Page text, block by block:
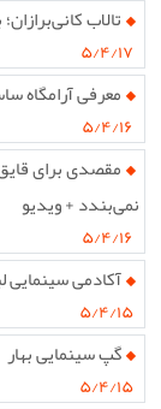
تالاب
۵/۴/۱۷
معرفی آرامگاه
۵/۴/۱۶
مقصدی برای
نمی‌بندد + ویدیو
۵/۴/۱۶
آکادمی سینمایی
۵/۴/۱۵
گپ سینمایی بهار
۵/۴/۱۵